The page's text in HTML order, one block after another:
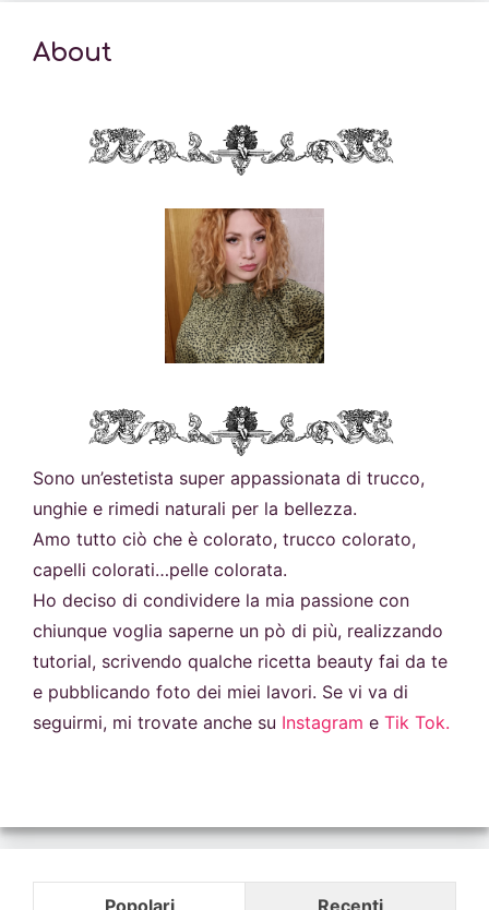
About
Sono un’estetista super appassionata di trucco,
unghie e rimedi naturali per la bellezza.
Amo tutto ciò che è colorato, trucco colorato,
capelli colorati…pelle colorata.
Ho deciso di condividere la mia passione con
chiunque voglia saperne un pò di più, realizzando
tutorial, scrivendo qualche ricetta beauty fai da te
e pubblicando foto dei miei lavori. Se vi va di
seguirmi, mi trovate anche su Instagram e Tik Tok.
Popolari Recenti